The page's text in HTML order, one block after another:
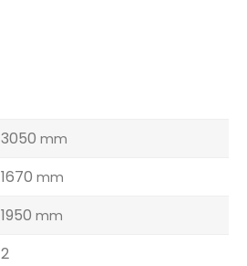
3050 mm
1670 mm
1950 mm
2